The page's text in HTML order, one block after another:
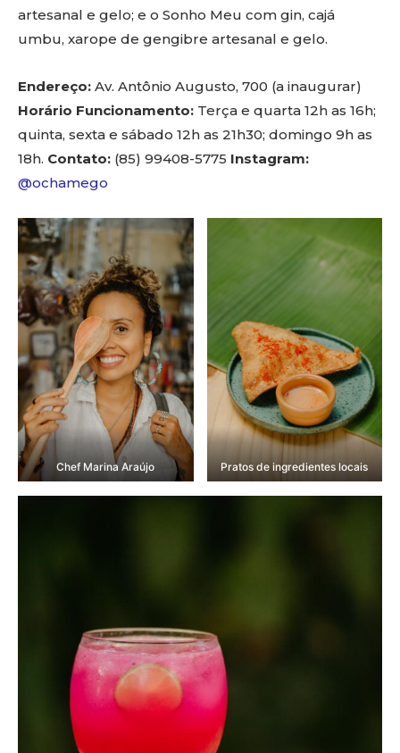
artesanal e gelo; e o Sonho Meu com gin, cajá
umbu, xarope de gengibre artesanal e gelo.
Endereço: Av. Antônio Augusto, 700 (a inaugurar)
Horário Funcionamento: Terça e quarta 12h as 16h;
quinta, sexta e sábado 12h as 21h30; domingo 9h as
18h. Contato: (85) 99408-5775 Instagram:
@ochamego
Chef Marina Araújo Pratos de ingredientes locais